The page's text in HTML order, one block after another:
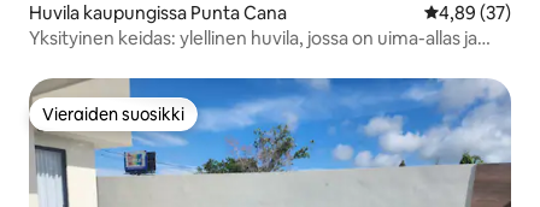
Huvila kaupungissa Punta Cana
4,89 (37)
Yksityinen keidas: ylellinen huvila, jossa on uima-allas ja
Vieraiden suosikki
Vieraiden suosikki